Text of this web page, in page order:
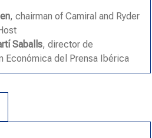
, chairman of Camiral and Ryder
Saballs, director de
Económica del Prensa Ibérica